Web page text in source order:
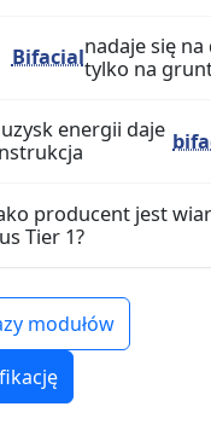
Bifacialnadaje się na
tylko na
energii daje
producent jest
Tier 1?
modułów